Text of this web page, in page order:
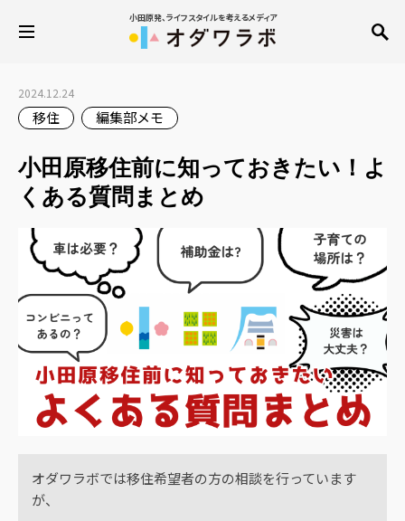
小田原発、ライフスタイルを考えるメディア
2024.12.24
移住 編集部メモ
小田原移住前に知っておきたい！よ
くある質問まとめ
オダワラボでは移住希望者の方の相談を行っています
が、